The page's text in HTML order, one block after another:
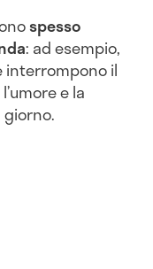
spesso
: ad esempio,
interrompono il
e la